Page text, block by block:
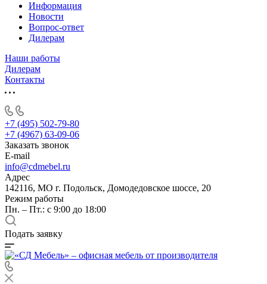
Информация
Новости
Вопрос-ответ
Дилерам
Наши работы
Дилерам
Контакты
+7 (495) 502-79-80
+7 (4967) 63-09-06
Заказать звонок
E-mail
info@cdmebel.ru
Адрес
142116, МО г. Подольск, Домодедовское шоссе, 20
Режим работы
Пн. – Пт.: с 9:00 до 18:00
Подать заявку